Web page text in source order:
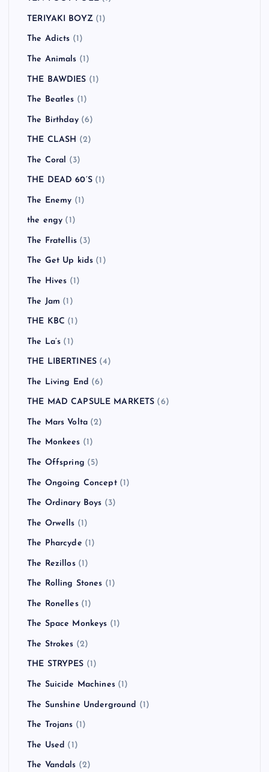
TERIYAKI BOYZ(1)
The Adicts (1)
The Animals (1)
THE BAWDIES (1)
The Beatles (1)
The Birthday(6)
THE CLASH (2)
The Coral (3)
THE DEAD 60’S(1)
The Enemy (1)
the engy (1)
The Fratellis(3)
The Get Up kids (1)
The Hives (1)
The Jam (1)
THE KBC (1)
The La’s (1)
THE LIBERTINES (4)
The Living End (6)
THE MAD CAPSULE MARKETS (6)
The Mars Volta (2)
The Monkees (1)
The Offspring (5)
The Ongoing Concept(1)
The Ordinary Boys (3)
The Orwells (1)
The Pharcyde (1)
The Rezillos(1)
The Rolling Stones (1)
The Ronelles(1)
The Space Monkeys (1)
The Strokes (2)
THE STRYPES (1)
The Suicide Machines(1)
The Sunshine Underground (1)
The Trojans (1)
The Used (1)
The Vandals (2)